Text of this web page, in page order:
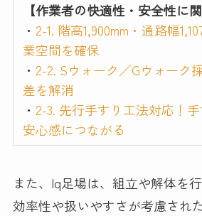
【作業者の快適性・安全性に
・2-1. 階高1,900mm・通路幅
業空間を確保
・2-2. Sウォーク／Gウォーク
差を解消
・2-3. 先行手すり工法対応！手
安心感につながる
また、Iq足場は、組立や解体を
効率性や扱いやすさが考慮され